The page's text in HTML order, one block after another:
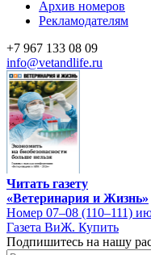
Архив номеров
Рекламодателям
+7 967 133 08 09
info@vetandlife.ru
Читать газету
«Ветеринария и Жизнь»
Номер 07–08 (110–111)
Газета ВиЖ. Купить
Подпишитесь на нашу